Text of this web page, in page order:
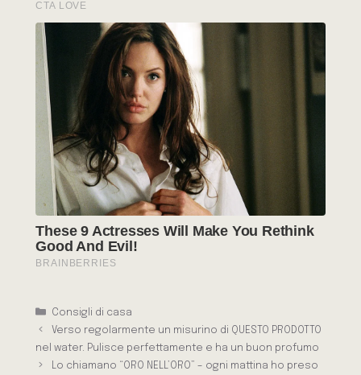
Categorie
Consigli di casa
Verso regolarmente un misurino di QUESTO PRODOTTO
nel water. Pulisce perfettamente e ha un buon profumo
Lo chiamano “ORO NELL’ORO” – ogni mattina ho preso